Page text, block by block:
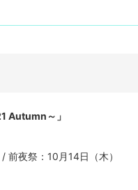
Autumn～」
前夜祭：10月14日（木）